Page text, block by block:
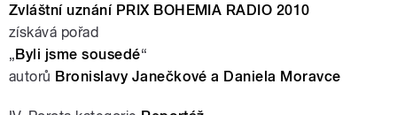
Zvláštní uznání PRIX BOHEMIA RADIO 2010
získává pořad
„Byli jsme sousedé“
autorů Bronislavy Janečkové a Daniela Moravce